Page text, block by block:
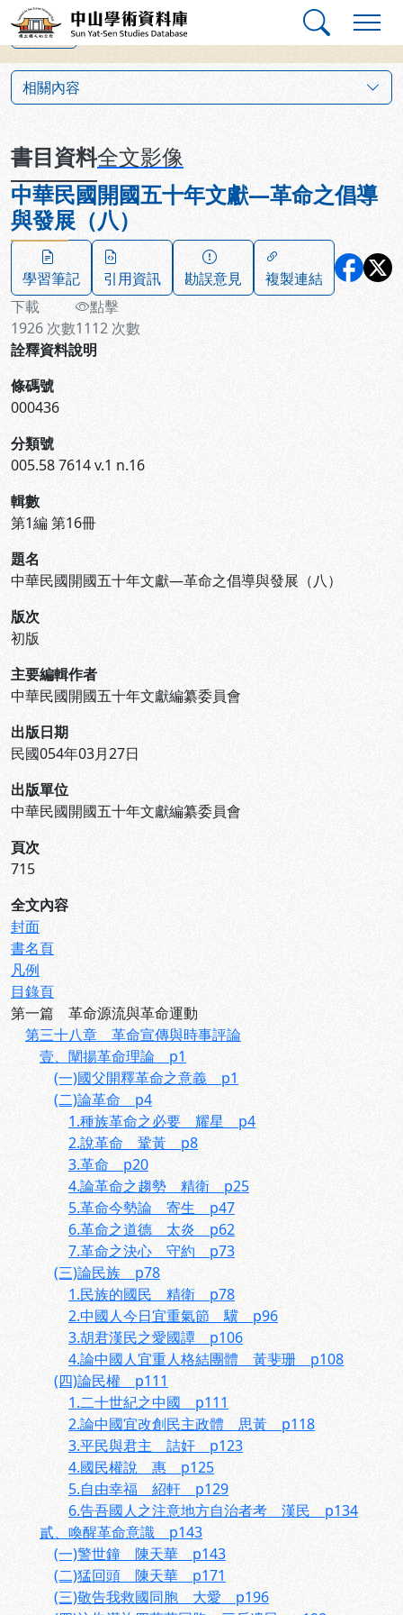
跳到主要內容
中山學術資料庫
上一筆
相關內容
書目資料全文影像
中華民國開國五十年文獻—革命之倡導
與發展（八）
學習筆記 引用資訊 勘誤意見
複製連結
下載
1926 次數
點擊
1112 次數
詮釋資料說明
條碼號
000436
分類號
005.58 7614 v.1 n.16
輯數
第1編 第16冊
題名
中華民國開國五十年文獻—革命之倡導與發展（八）
版次
初版
主要編輯作者
中華民國開國五十年文獻編纂委員會
出版日期
民國054年03月27日
出版單位
中華民國開國五十年文獻編纂委員會
頁次
715
全文內容
封面
書名頁
凡例
目錄頁
第一篇 革命源流與革命運動
第三十八章 革命宣傳與時事評論
壹、闡揚革命理論 p1
(一)國父開釋革命之意義 p1
(二)論革命 p4
1.種族革命之必要 耀星 p4
2.說革命 鞏黃 p8
3.革命 p20
4.論革命之趨勢 精衛 p25
5.革命今勢論 寄生 p47
6.革命之道德 太炎 p62
7.革命之決心 守約 p73
(三)論民族 p78
1.民族的國民 精衛 p78
2.中國人今日宜重氣節 驥 p96
3.胡君漢民之愛國譚 p106
4.論中國人宜重人格結團體 黃斐珊 p108
(四)論民權 p111
1.二十世紀之中國 p111
2.論中國宜改創民主政體 思黃 p118
3.平民與君主 詰奸 p123
4.國民權說 惠 p125
5.自由幸福 紹軒 p129
6.告吾國人之注意地方自治者考 漢民 p134
貳、喚醒革命意識 p143
(一)警世鐘 陳天華 p143
(二)猛回頭 陳天華 p171
(三)敬告我救國同胞 大愛 p196